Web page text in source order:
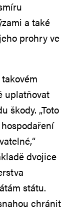
a také
prohry ve
uplatňovat
škody. „Toto
dvojice
státu.
chránit